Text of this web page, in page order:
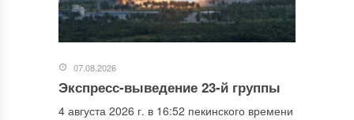
07.08.2026
Экспресс-выведение 23-й группы
4 августа 2026 г. в 16:52 пекинского времени